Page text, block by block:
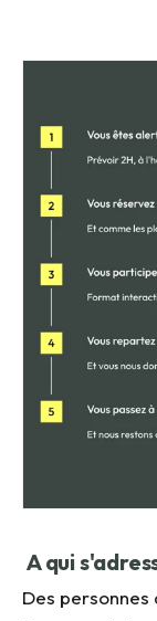
A qui
Des personnes